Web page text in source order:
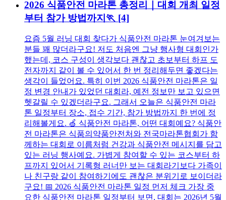
2026 식품안전 마라톤 총정리｜대회 개최 일정
부터 참가 방법까지🏃 [4]
요즘 5월 러닝 대회 찾다가 식품안전 마라톤 눈여겨보는
분들 꽤 많더라구요! 저도 처음엔 그냥 행사형 대회인가
했는데, 코스 구성이 생각보다 괜찮고 초보부터 하프 도
전자까지 같이 볼 수 있어서 한 번 정리해두면 좋겠다는
생각이 들었어요. 특히 이번 2026 식품안전 마라톤은 일
정 변경 안내가 있었던 대회라, 예전 정보만 보고 있으면
헷갈릴 수 있겠더라구요. 그래서 오늘은 식품안전 마라
톤 일정부터 장소, 접수 기간, 참가 방법까지 한 번에 정
리해볼게요. 🍏 식품안전 마라톤, 어떤 대회예요? 식품안
전 마라톤은 식품의약품안전처와 전국마라톤협회가 함
께하는 대회로 이름처럼 건강과 식품안전 메시지를 담고
있는 러닝 행사예요. 가볍게 참여할 수 있는 코스부터 하
프까지 있어서 기록형 러너만 보는 대회라기보다 가족이
나 친구랑 같이 참여하기에도 괜찮은 분위기로 보이더라
구요! 📅 2026 식품안전 마라톤 일정 먼저 체크 가장 중
요한 식품안전 마라톤 일정부터 보면, 대회는 2026년 5월